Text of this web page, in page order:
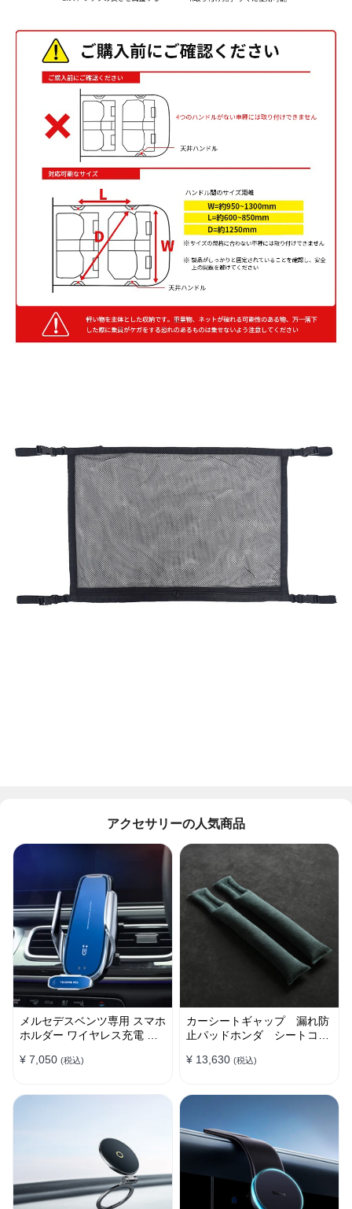
アクセサリーの人気商品
メルセデスベンツ専用 スマホ
ホルダー ワイヤレス充電 吹
¥ 7,050 (税込)
カーシートギャップ 漏れ防
止パッドホンダ シートコン
¥ 13,630 (税込)